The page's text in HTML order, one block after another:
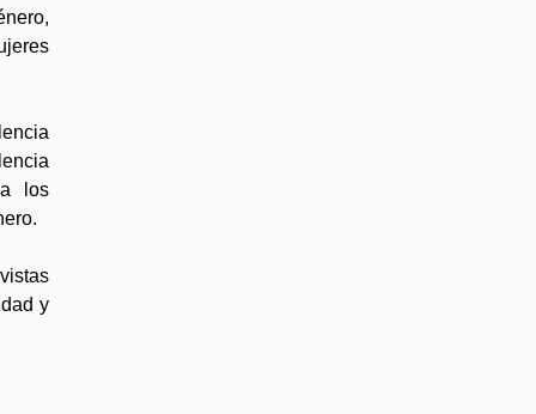
los
y